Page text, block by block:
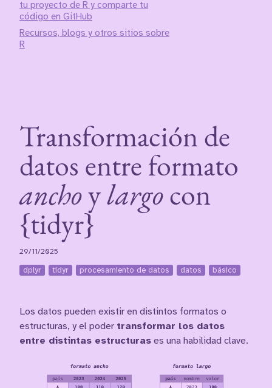
Transformación de
datos entre formato
anchoylargocon
{tidyr}
29/11/2025
dplyr tidyr procesamiento de datos datos básico
Los datos pueden existir en distintos formatos o
estructuras, y el poder transformar los datos
entre distintas estructuras es una habilidad clave.
tu proyecto de R y comparte tu
código en GitHub
Recursos, blogs y otros sitios sobre
R